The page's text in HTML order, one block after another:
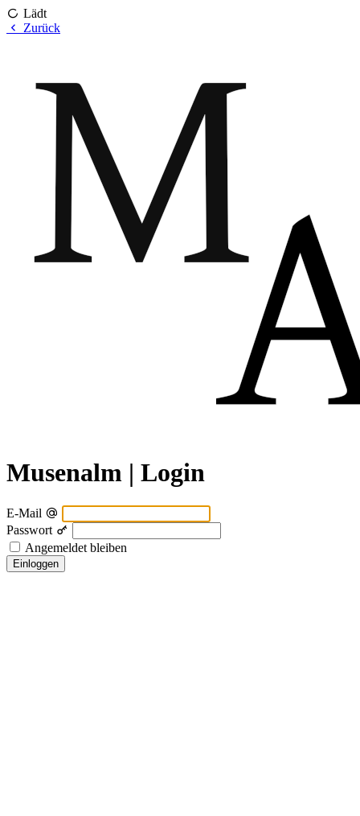
Lädt
Zurück
Musenalm | Login
E-Mail
Passwort
Angemeldet bleiben
Einloggen